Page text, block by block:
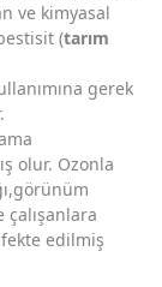
ve kimyasal
(tarım
gerek
olur. Ozonla
edilmiş